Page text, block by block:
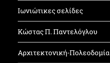
Ιωνιώτικες σελίδες
Κώστας Π. Παντελόγλου
Αρχιτεκτονική-Πολεοδομία